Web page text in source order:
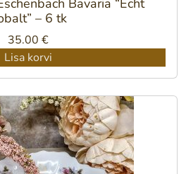
Bavaria “Echt
– 6 tk
35.00 €
Lisa korvi